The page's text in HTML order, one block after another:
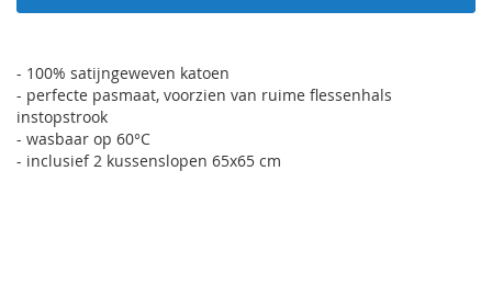
- 100% satijngeweven katoen
- perfecte pasmaat, voorzien van ruime flessenhals
instopstrook
- wasbaar op 60°C
- inclusief 2 kussenslopen 65x65 cm